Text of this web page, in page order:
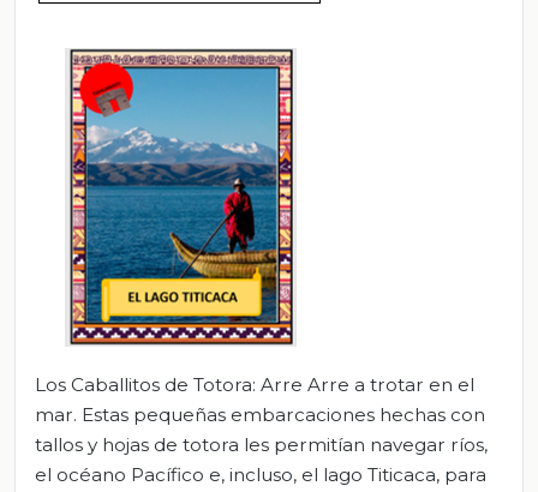
Los Caballitos de Totora: Arre Arre a trotar en el
mar. Estas pequeñas embarcaciones hechas con
tallos y hojas de totora les permitían navegar ríos,
el océano Pacífico e, incluso, el lago Titicaca, para